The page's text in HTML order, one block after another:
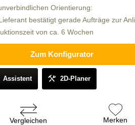
Orientierung:
bestätigt gerade Aufträge zur
von ca. 6 Wochen
Zum Konfigurator
Assistent 2D-Planer
Vergleichen Merken